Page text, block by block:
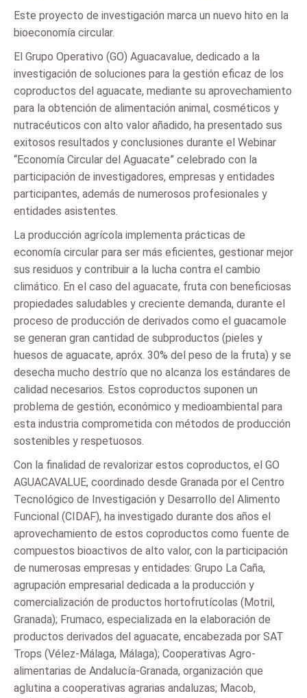
Este proyecto de investigación marca un nuevo hito en la
bioeconomía circular.
El Grupo Operativo (GO) Aguacavalue, dedicado a la
investigación de soluciones para la gestión eficaz de los
coproductos del aguacate, mediante su aprovechamiento
para la obtención de alimentación animal, cosméticos y
nutracéuticos con alto valor añadido, ha presentado sus
exitosos resultados y conclusiones durante el Webinar
“Economía Circular del Aguacate” celebrado con la
participación de investigadores, empresas y entidades
participantes, además de numerosos profesionales y
entidades asistentes.
La producción agrícola implementa prácticas de
economía circular para ser más eficientes, gestionar mejor
sus residuos y contribuir a la lucha contra el cambio
climático. En el caso del aguacate, fruta con beneficiosas
propiedades saludables y creciente demanda, durante el
proceso de producción de derivados como el guacamole
se generan gran cantidad de subproductos (pieles y
huesos de aguacate, apróx. 30% del peso de la fruta) y se
desecha mucho destrío que no alcanza los estándares de
calidad necesarios. Estos coproductos suponen un
problema de gestión, económico y medioambiental para
esta industria comprometida con métodos de producción
sostenibles y respetuosos.
Con la finalidad de revalorizar estos coproductos, el GO
AGUACAVALUE, coordinado desde Granada por el Centro
Tecnológico de Investigación y Desarrollo del Alimento
Funcional (CIDAF), ha investigado durante dos años el
aprovechamiento de estos coproductos como fuente de
compuestos bioactivos de alto valor, con la participación
de numerosas empresas y entidades: Grupo La Caña,
agrupación empresarial dedicada a la producción y
comercialización de productos hortofrutícolas (Motril,
Granada); Frumaco, especializada en la elaboración de
productos derivados del aguacate, encabezada por SAT
Trops (Vélez-Málaga, Málaga); Cooperativas Agro-
alimentarias de Andalucía-Granada, organización que
aglutina a cooperativas agrarias andaluzas; Macob,